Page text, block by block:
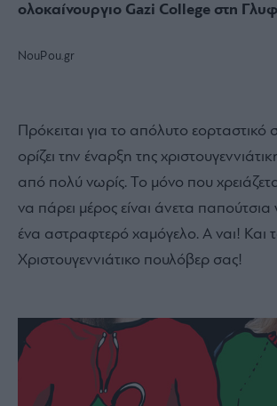
ολοκαίνουργιο Gazi College στη
NouPou.gr
Πρόκειται για το απόλυτο εορταστικό
ορίζει την έναρξη της
από πολύ νωρίς. Το μόνο που
να πάρει μέρος είναι άνετα παπούτσια
ένα αστραφτερό χαμόγελο. Α ναι! Και
Χριστουγεννιάτικο πουλόβερ σας!